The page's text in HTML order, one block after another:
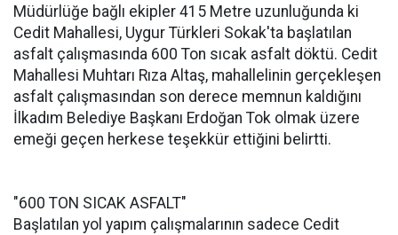
Müdürlüğe bağlı ekipler 415 Metre uzunluğunda ki
Cedit Mahallesi, Uygur Türkleri Sokak'ta başlatılan
asfalt çalışmasında 600 Ton sıcak asfalt döktü. Cedit
Mahallesi Muhtarı Rıza Altaş, mahallelinin gerçekleşen
asfalt çalışmasından son derece memnun kaldığını
İlkadım Belediye Başkanı Erdoğan Tok olmak üzere
emeği geçen herkese teşekkür ettiğini belirtti.
"600 TON SICAK ASFALT"
Başlatılan yol yapım çalışmalarının sadece Cedit